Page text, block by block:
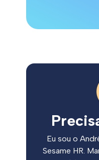
Eu sou o
Sesame HR.